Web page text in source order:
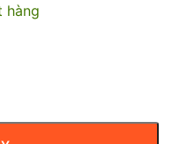
hàng